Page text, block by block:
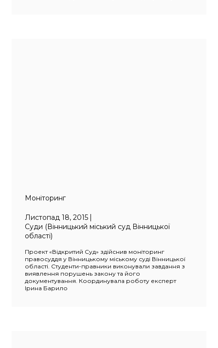
Моніторинг
Листопад 18, 2015
Суди (Вінницький міський суд Вінницької
області)
Проект «Відкритий Суд» здійснив моніторинг
правосуддя у Вінницькому міському суді Вінницької
області. Студенти-правники виконували завдання з
виявлення порушень закону та його
документування. Координувала роботу експерт
Ірина Барило